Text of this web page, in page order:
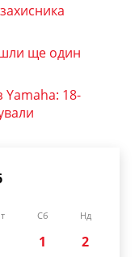
ще один
Yamaha: 18-
Сб Нд
1
2